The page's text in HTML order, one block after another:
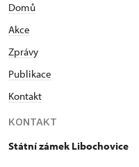
Domů
Akce
Zprávy
Publikace
Kontakt
KONTAKT
Státní zámek Libochovice